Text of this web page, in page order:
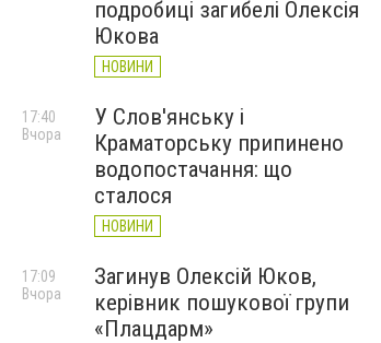
подробиці загибелі Олексія
Юкова
НОВИНИ
У Слов'янську і
Краматорську припинено
водопостачання: що
сталося
НОВИНИ
17:40
Вчора
Загинув Олексій Юков,
керівник пошукової групи
«Плацдарм»
17:09
Вчора